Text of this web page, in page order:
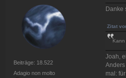
Beiträge: 18.522
Adagio non molto
Danke
Zitat
Joah,
mal: